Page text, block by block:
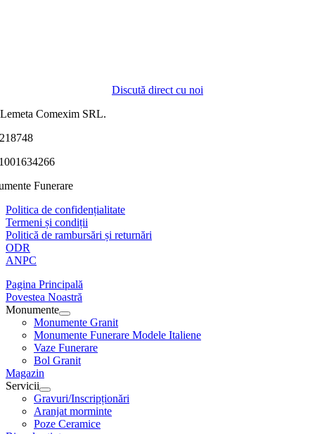
Discută direct cu noi
Comexim SRL.
Funerare
Politica de confidențialitate
Termeni și condiții
Politică de rambursări și returnări
ODR
ANPC
Pagina Principală
Povestea Noastră
Monumente
Monumente Granit
Monumente Funerare Modele Italiene
Vaze Funerare
Bol Granit
Magazin
Servicii
Gravuri/Inscripționări
Aranjat morminte
Poze Ceramice